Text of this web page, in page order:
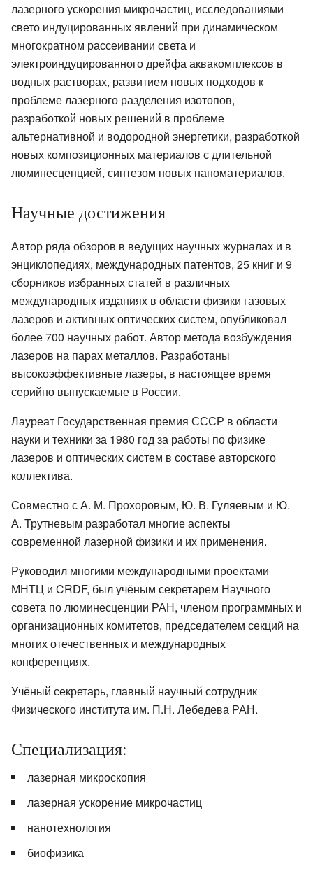
лазерного ускорения микрочастиц, исследованиями
свето индуцированных явлений при динамическом
многократном рассеивании света и
электроиндуцированного дрейфа аквакомплексов в
водных растворах, развитием новых подходов к
проблеме лазерного разделения изотопов,
разработкой новых решений в проблеме
альтернативной и водородной энергетики, разработкой
новых композиционных материалов с длительной
люминесценцией, синтезом новых наноматериалов.
Научные достижения
Автор ряда обзоров в ведущих научных журналах и в
энциклопедиях, международных патентов, 25 книг и 9
сборников избранных статей в различных
международных изданиях в области физики газовых
лазеров и активных оптических систем, опубликовал
более 700 научных работ. Автор метода возбуждения
лазеров на парах металлов. Разработаны
высокоэффективные лазеры, в настоящее время
серийно выпускаемые в России.
Лауреат Государственная премия СССР в области
науки и техники за 1980 год за работы по физике
лазеров и оптических систем в составе авторского
коллектива.
Совместно с А. М. Прохоровым, Ю. В. Гуляевым и Ю.
А. Трутневым разработал многие аспекты
современной лазерной физики и их применения.
Руководил многими международными проектами
МНТЦ и CRDF, был учёным секретарем Научного
совета по люминесценции РАН, членом программных и
организационных комитетов, председателем секций на
многих отечественных и международных
конференциях.
Учёный секретарь, главный научный сотрудник
Физического института им. П.Н. Лебедева РАН.
Специализация:
лазерная микроскопия
лазерная ускорение микрочастиц
нанотехнология
биофизика